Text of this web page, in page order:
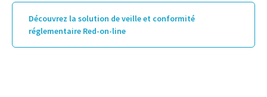
Découvrez la solution de veille et conformité
réglementaire Red-on-line